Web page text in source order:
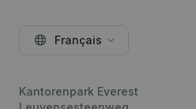
Français
Kantorenpark Everest